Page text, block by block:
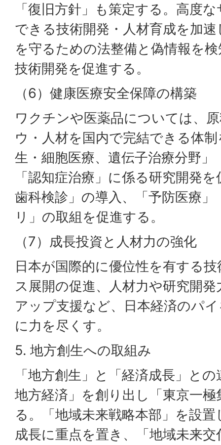
「復旧方針」も策定する。高度
できる技術開発・人材育成を加
を守るための法整備と偽情報を
技術開発を促進する。
（6）健康医療安全保障の構築
ワクチンや医薬品については、
ウ・人材を国内で完結できる体
生・細胞医療、遺伝子治療分野」
「認知症治療」に係る研究開発
歯科検診」の導入、「予防医療
リ」の取組を促進する。
（7）成長投資と人材力の強化
日本が国際的に優位性を有する
ス展開の促進、人材力や研究開
アップ支援など、日本経済のパ
に力を尽くす。
5. 地方創生への取組み
「地方創生」と「経済成長」と
地方経済」を創り出し「東京一
る。「地域未来戦略本部」を設
成長に重点を置き、「地域未来